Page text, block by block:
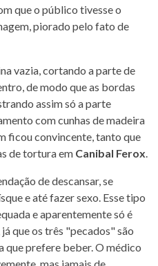
que o público tivesse o
piorado pelo fato de
vazia, cortando a parte de
de modo que as bordas
assim só a parte
com cunhas de madeira
ficou convincente, tanto que
de tortura em Canibal Ferox.
de descansar, se
e até fazer sexo. Esse tipo
e aparentemente só é
que os três "pecados" são
que prefere beber. O médico